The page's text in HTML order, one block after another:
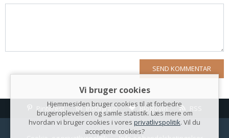
Pinterest Instagram Bloglovin
Vi bruger cookies
Hjemmesiden bruger cookies til at forbedre
brugeroplevelsen og samle statistik. Læs mere om
hvordan vi bruger cookies i vores privatlivspolitik. Vil du
acceptere cookies?